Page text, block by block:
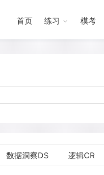
首页 练习 模考
数据洞察DS 逻辑CR